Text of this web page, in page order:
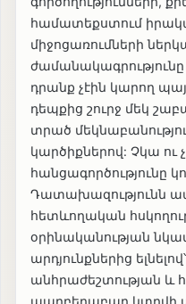
համատեքստում
միջոցառումների
ժամանակագրությունը
դրանք չէին կարող
դեպքից շուրջ մեկ
տրած
կարծիքներով: Չկա ու
հանցագործությունը
Դատախազությունն
հետևողական
օրինականության
արդյունքներից
անհրաժեշտության և
պարբերաբար կտրվի